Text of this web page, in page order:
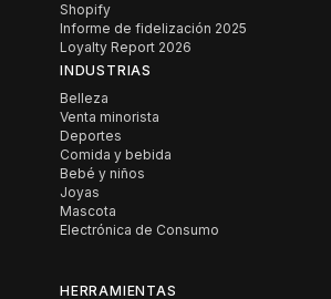
Shopify
Informe de fidelización 2025
Loyalty Report 2026
INDUSTRIAS
Belleza
Venta minorista
Deportes
Comida y bebida
Bebé y niños
Joyas
Mascota
Electrónica de Consumo
HERRAMIENTAS